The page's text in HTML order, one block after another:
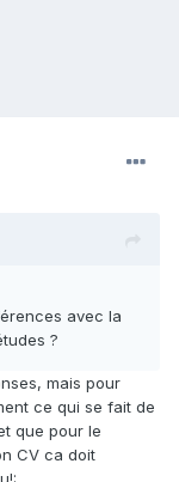
avec la
?
mais pour
ce qui se fait de
que pour le
CV ca doit